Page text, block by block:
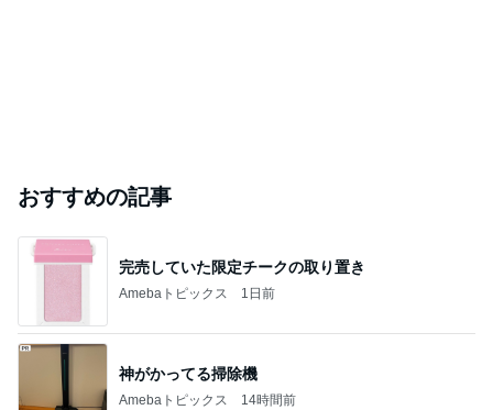
おすすめの記事
完売していた限定チークの取り置き
Amebaトピックス 1日前
神がかってる掃除機
Amebaトピックス 14時間前